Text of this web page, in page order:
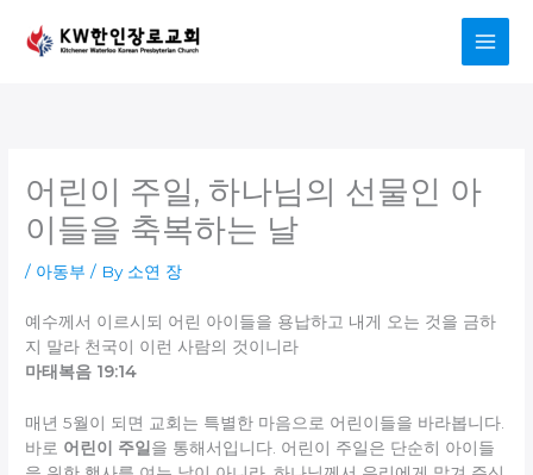
content
어린이 주일, 하나님의 선물인 아
이들을 축복하는 날
/ 아동부 / By 소연 장
예수께서 이르시되 어린 아이들을 용납하고 내게 오는 것을 금하
지 말라 천국이 이런 사람의 것이니라
마태복음 19:14
매년 5월이 되면 교회는 특별한 마음으로 어린이들을 바라봅니다.
바로 어린이 주일 을 통해서입니다. 어린이 주일은 단순히 아이들